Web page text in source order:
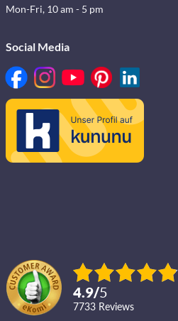
Mon-Fri, 10 am - 5 pm
Social Media
4.9/5
7733 reviews